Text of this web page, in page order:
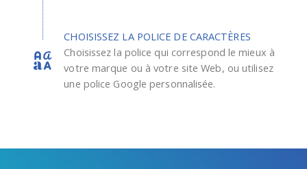
CHOISISSEZ LA POLICE DE CARACTÈRES
Choisissez la police qui correspond le mieux à
votre marque ou à votre site Web, ou utilisez
une police Google personnalisée.